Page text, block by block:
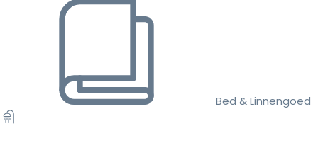
Bed & Linnengoed